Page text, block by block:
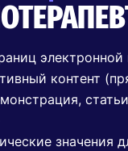
электронной
контент
значения